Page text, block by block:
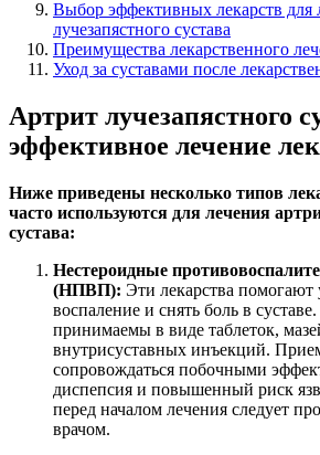
Выбор эффективных лекарств для
лучезапястного сустава
Преимущества лекарственного
Уход за суставами после
Артрит лучезапястного
эффективное лечение
Ниже приведены несколько типов
часто используются для лечения
сустава:
Нестероидные
(НПВП): Эти лекарства
воспаление и снять боль в
принимаемы в виде таблеток,
внутрисуставных инъекций.
сопровождаться побочными
диспепсия и повышенный риск
перед началом лечения следует
врачом.